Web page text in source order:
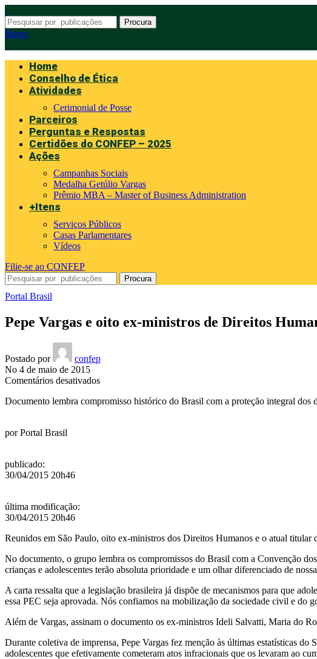
Procura
Menu
Home
Conselho de Ética
Atividades
Cerimonial de Posse
Parceiros
Perguntas e Respostas
Certidões do CONFEP – 2025
Ações
Campanhas Sociais
Medalha Getúlio Vargas
Prêmio MBA – Master of Business Administration
+Itens
Serviços Públicos
Casas Parlamentares
Vídeos
Filie-se ao CONFEP
Procura
Portal Brasil
Pepe Vargas e oito ex-ministros de Direitos
Postado por
confep
No 4 de maio de 2015
Comentários desativadosem
Vargas
da
maioridade
penal
Documento lembra compromisso histórico do Brasil com a proteção integral
porPortal Brasil
publicado:
30/04/2015 20h46
última modificação:
30/04/2015 20h46
Reunidos em São Paulo, oito ex-ministros dos Direitos Humanos e o atual titular
No documento, o grupo lembra os compromissos do Brasil com a Convenção
crianças e adolescentes terão absoluta prioridade e um olhar diferenciado de
A carta ressalta que a legislação brasileira já dispõe de mecanismos para que
essa PEC seja aprovada. Nós confiamos na mobilização da sociedade civil e
Além de Vargas, assinam o documento os ex-ministros Ideli Salvatti, Maria do
Durante coletiva de imprensa, Pepe Vargas fez menção às últimas estatísticas
adolescentes que efetivamente cometeram atos infracionais que os levaram ao